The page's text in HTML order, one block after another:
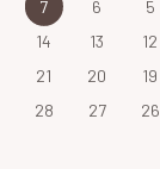
5
6
7
12
13
14
19
20
21
26
27
28